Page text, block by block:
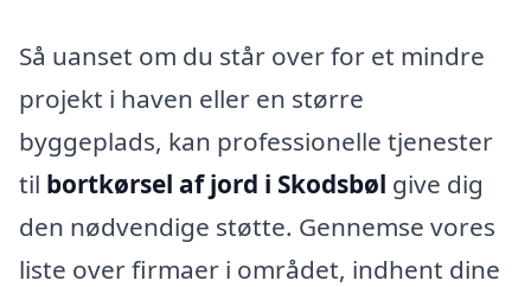
Så uanset om du står over for et mindre
projekt i haven eller en større
byggeplads, kan professionelle tjenester
til bortkørsel af jord i Skodsbøl give dig
den nødvendige støtte. Gennemse vores
liste over firmaer i området, indhent dine